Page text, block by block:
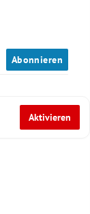
Abonnieren
Aktivieren